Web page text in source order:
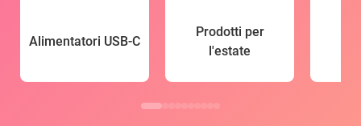
Alimentatori USB-C
Prodotti per
l'estate